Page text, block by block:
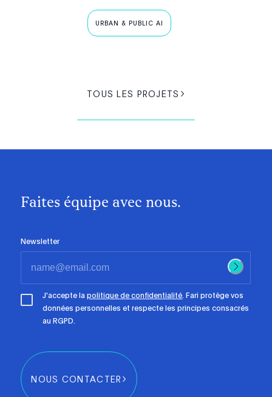
URBAN & PUBLIC AI
TOUS LES PROJETS
Faites équipe avec nous.
Newsletter
J'accepte lapolitique de confidentialité. Fari protège vos
données personnelles et respecte les principes consacrés
au RGPD.
NOUS CONTACTER